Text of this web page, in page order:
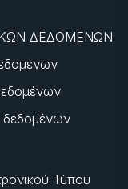
ΔΕΔΟΜΕΝΩΝ
δεδομένων
Τύπου